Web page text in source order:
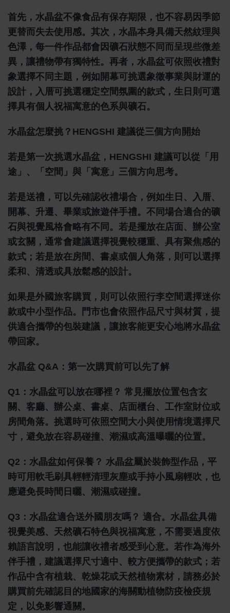
首先，水晶盆不像食品有保存期限，也不容易因季節
更替而失去使用感。其次，水晶本身具備天然紋理與
色澤，每一件作品都會因礦石狀態不同而呈現些微差
異，讓禮物帶有獨特性。再者，水晶盆可依照收禮對
象選擇不同主題，例如開幕可挑選象徵事業與財運的
設計，入厝可挑選穩定空間氛圍的款式，生日則可選
擇具有個人祝福寓意的色系與礦石。
水晶盆怎麼挑？HENGSHI 建議從三個方向開始
若是第一次挑選水晶盆，HENGSHI 建議可以從「用
途」、「空間」與「寓意」三個方向思考。
若是送禮，可以先確認收禮場合，例如生日、入厝、
開幕、升遷、畢業或旅遊伴手禮。不同場合適合的礦
石與視覺風格會略有不同。若是擺放在店面、辦公室
或玄關，通常會建議選擇視覺較穩重、具有聚焦感的
款式；若是放在房間、書桌或個人角落，則可以選擇
柔和、清透或具放鬆感的設計。
如果是外國旅客購買，則可以依照行李空間選擇迷你
款或中小型作品。門市也會依照作品尺寸與材質，提
供適合攜帶的包裝建議，讓旅客能更安心地將水晶盆
帶回家。
水晶盆 Q&A：第一次購買前可以先了解
Q1：水晶盆可以放在哪裡？ 常見擺放位置包含玄
關、客廳、辦公桌、書桌、店面櫃台、工作室財位或
房間角落。挑選時可依照空間大小與使用情境選擇尺
寸，避免放在容易碰撞、潮濕或高溫曝曬的位置。
Q2：水晶盆如何保養？ 水晶盆屬於裝飾型作品，平
時可用軟毛刷具輕輕清理灰塵或手持小風扇輕吹，也
應避免長時間日曬、潮濕或碰撞。
Q3：水晶盆適合送外國朋友嗎？ 適合。水晶盆具備
視覺美感、天然礦石特色與祝福寓意，不需要過度依
賴語言說明，也能讓收禮者感受到心意。若作為海外
伴手禮，建議選擇尺寸適中、較方便攜帶的款式；若
作品中含有植栽、乾燥花或天然植物素材，請務必於
購買前先確認目的地國家的海關動植物防疫檢疫規
定，以免影響通關。